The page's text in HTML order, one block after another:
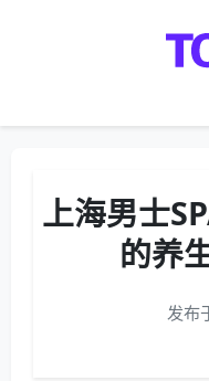
上海男士
的养
发布